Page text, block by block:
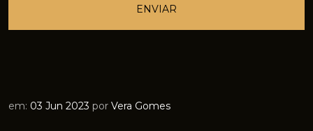
ENVIAR
em: 03 Jun 2023 por Vera Gomes